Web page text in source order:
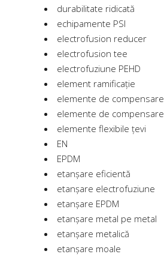
durabilitate ridicată
echipamente PSI
electrofusion reducer
electrofusion tee
electrofuziune PEHD
element ramificație
elemente de
elemente de
elemente flexibile țevi
EN
EPDM
etanșare eficientă
etanșare electrofuziune
etanșare EPDM
etanșare metal pe metal
etanșare metalică
etanșare moale